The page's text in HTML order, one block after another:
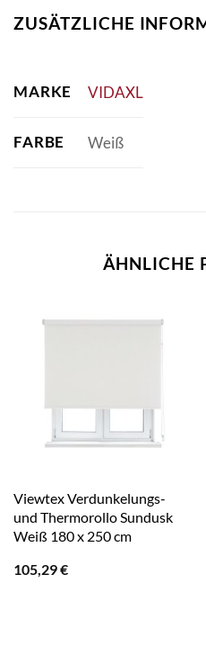
ZUSÄTZLICHE
MARKE VIDAXL
FARBE Weiß
ÄHNLICHE
Viewtex Verdunkelungs-
und Thermorollo Sundusk
Weiß 180 x 250 cm
105,29€